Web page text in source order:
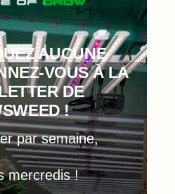
AUCUNE
VOUS À LA
DE
!
par semaine,
mercredis !